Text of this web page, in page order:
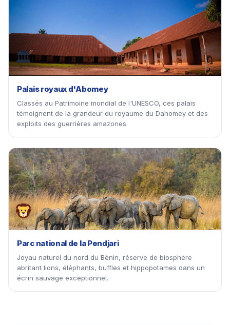
🏛
Palais royaux d'Abomey
Classés au Patrimoine mondial de l'UNESCO, ces palais
témoignent de la grandeur du royaume du Dahomey et des
exploits des guerrières amazones.
Parc national de la Pendjari
Joyau naturel du nord du Bénin, réserve de biosphère
abritant lions, éléphants, buffles et hippopotames dans un
écrin sauvage exceptionnel.